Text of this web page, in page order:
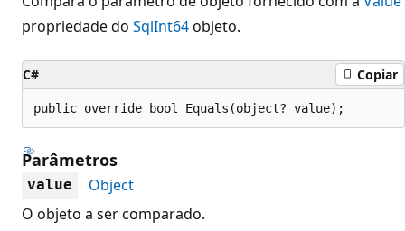
propriedade do SqlInt64objeto.
C# Copiar
public override bool Equals(object? value);
Parâmetros
value
Object
O objeto a ser comparado.